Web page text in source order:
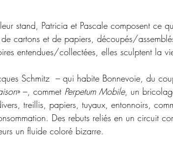
stand, Patricia et Pascale composent ce
cartons et de papiers, découpés/
entendues/collectées, elles sculptent la
Schmitz  – qui habite Bonnevoie, du
» –, commet Perpetum Mobile, un
treillis, papiers, tuyaux, entonnoirs,
Des rebuts reliés en un circuit
un fluide coloré bizarre.